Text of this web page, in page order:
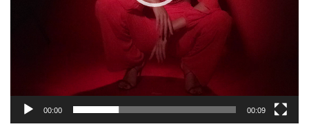
00:00 00:09